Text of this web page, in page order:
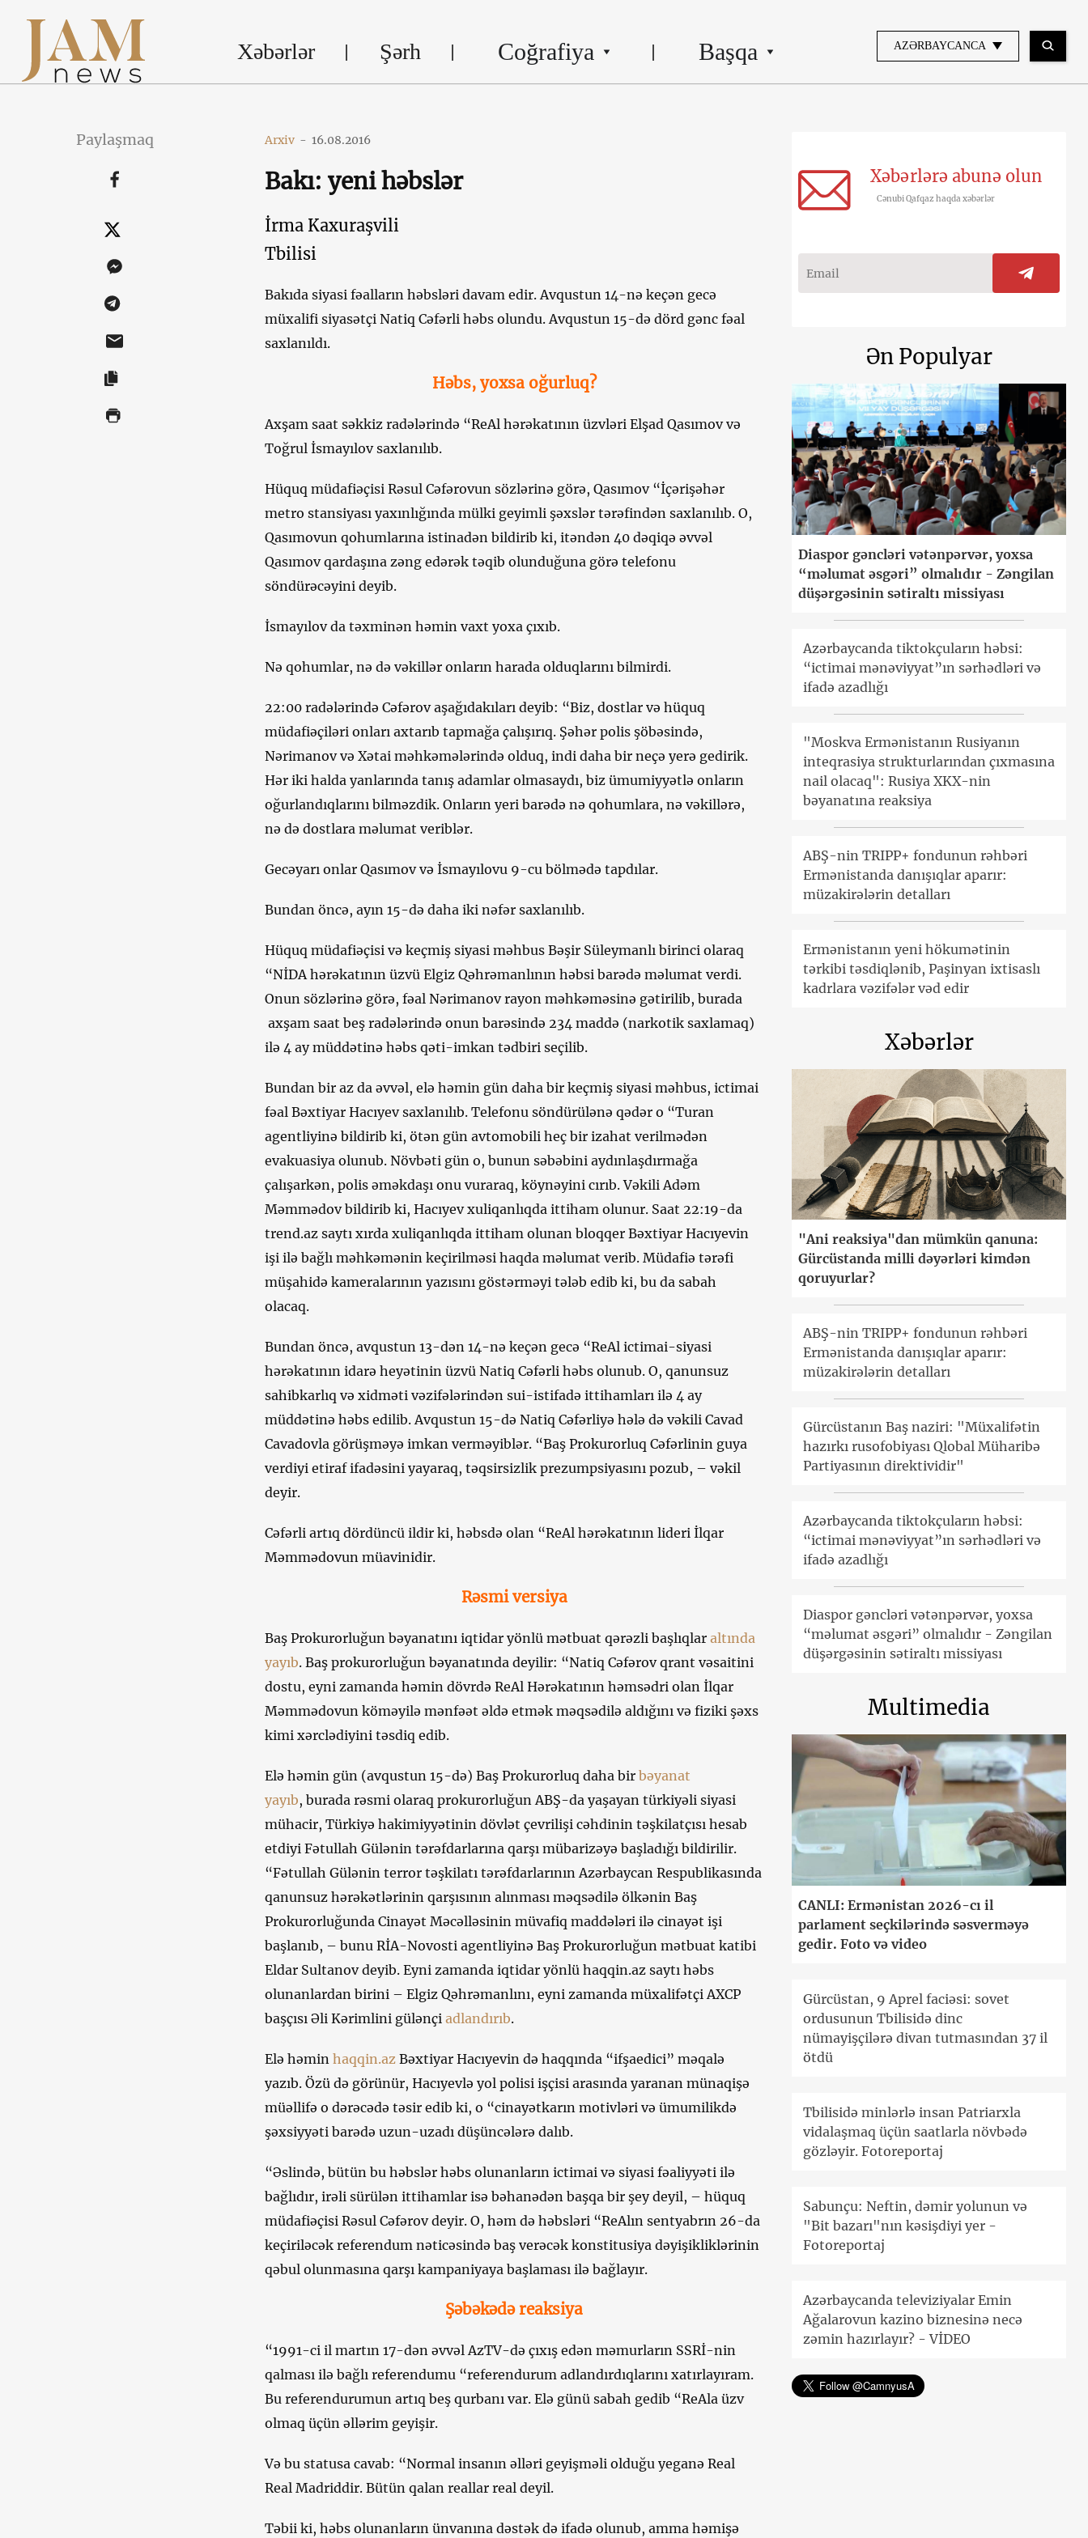
Xəbərlər Şərh Coğrafiya Başqa AZƏRBAYCANCA
Paylaşmaq Arxiv - 16.08.2016
Bakı: yeni həbslər
İrma Kaxuraşvili
Tbilisi
Bakıda siyasi fəalların həbsləri davam edir. Avqustun 14-nə keçən gecə
müxalifi siyasətçi Natiq Cəfərli həbs olundu. Avqustun 15-də dörd gənc fəal
saxlanıldı.
Həbs, yoxsa oğurluq?
Axşam saat səkkiz radələrində “ReAl hərəkatının üzvləri Elşad Qasımov və
Toğrul İsmayılov saxlanılıb.
Hüquq müdafiəçisi Rəsul Cəfərovun sözlərinə görə, Qasımov “İçərişəhər
metro stansiyası yaxınlığında mülki geyimli şəxslər tərəfindən saxlanılıb. O,
Qasımovun qohumlarına istinadən bildirib ki, itəndən 40 dəqiqə əvvəl
Qasımov qardaşına zəng edərək təqib olunduğuna görə telefonu
söndürəcəyini deyib.
İsmayılov da təxminən həmin vaxt yoxa çıxıb.
Nə qohumlar, nə də vəkillər onların harada olduqlarını bilmirdi.
22:00 radələrində Cəfərov aşağıdakıları deyib: “Biz, dostlar və hüquq
müdafiəçiləri onları axtarıb tapmağa çalışırıq. Şəhər polis şöbəsində,
Nərimanov və Xətai məhkəmələrində olduq, indi daha bir neçə yerə gedirik.
Hər iki halda yanlarında tanış adamlar olmasaydı, biz ümumiyyətlə onların
oğurlandıqlarını bilməzdik. Onların yeri barədə nə qohumlara, nə vəkillərə,
nə də dostlara məlumat veriblər.
Gecəyarı onlar Qasımov və İsmayılovu 9-cu bölmədə tapdılar.
Bundan öncə, ayın 15-də daha iki nəfər saxlanılıb.
Hüquq müdafiəçisi və keçmiş siyasi məhbus Bəşir Süleymanlı birinci olaraq
“NİDA hərəkatının üzvü Elgiz Qəhrəmanlının həbsi barədə məlumat verdi.
Onun sözlərinə görə, fəal Nərimanov rayon məhkəməsinə gətirilib, burada
axşam saat beş radələrində onun barəsində 234 maddə (narkotik saxlamaq)
ilə 4 ay müddətinə həbs qəti-imkan tədbiri seçilib.
Bundan bir az da əvvəl, elə həmin gün daha bir keçmiş siyasi məhbus, ictimai
fəal Bəxtiyar Hacıyev saxlanılıb. Telefonu söndürülənə qədər o “Turan
agentliyinə bildirib ki, ötən gün avtomobili heç bir izahat verilmədən
evakuasiya olunub. Növbəti gün o, bunun səbəbini aydınlaşdırmağa
çalışarkən, polis əməkdaşı onu vuraraq, köynəyini cırıb. Vəkili Adəm
Məmmədov bildirib ki, Hacıyev xuliqanlıqda ittiham olunur. Saat 22:19-da
trend.az saytı xırda xuliqanlıqda ittiham olunan bloqqer Bəxtiyar Hacıyevin
işi ilə bağlı məhkəmənin keçirilməsi haqda məlumat verib. Müdafiə tərəfi
müşahidə kameralarının yazısını göstərməyi tələb edib ki, bu da sabah
olacaq.
Bundan öncə, avqustun 13-dən 14-nə keçən gecə “ReAl ictimai-siyasi
hərəkatının idarə heyətinin üzvü Natiq Cəfərli həbs olunub. O, qanunsuz
sahibkarlıq və xidməti vəzifələrindən sui-istifadə ittihamları ilə 4 ay
müddətinə həbs edilib. Avqustun 15-də Natiq Cəfərliyə hələ də vəkili Cavad
Cavadovla görüşməyə imkan verməyiblər. “Baş Prokurorluq Cəfərlinin guya
verdiyi etiraf ifadəsini yayaraq, təqsirsizlik prezumpsiyasını pozub, – vəkil
deyir.
Cəfərli artıq dördüncü ildir ki, həbsdə olan “ReAl hərəkatının lideri İlqar
Məmmədovun müavinidir.
Rəsmi versiya
Baş Prokurorluğun bəyanatını iqtidar yönlü mətbuat qərəzli başlıqlar altında
yayıb. Baş prokurorluğun bəyanatında deyilir: “Natiq Cəfərov qrant vəsaitini
dostu, eyni zamanda həmin dövrdə ReAl Hərəkatının həmsədri olan İlqar
Məmmədovun köməyilə mənfəət əldə etmək məqsədilə aldığını və fiziki şəxs
kimi xərclədiyini təsdiq edib.
Elə həmin gün (avqustun 15-də) Baş Prokurorluq daha bir bəyanat
yayıb, burada rəsmi olaraq prokurorluğun ABŞ-da yaşayan türkiyəli siyasi
mühacir, Türkiyə hakimiyyətinin dövlət çevrilişi cəhdinin təşkilatçısı hesab
etdiyi Fətullah Gülənin tərəfdarlarına qarşı mübarizəyə başladığı bildirilir.
“Fətullah Gülənin terror təşkilatı tərəfdarlarının Azərbaycan Respublikasında
qanunsuz hərəkətlərinin qarşısının alınması məqsədilə ölkənin Baş
Prokurorluğunda Cinayət Məcəlləsinin müvafiq maddələri ilə cinayət işi
başlanıb, – bunu RİA-Novosti agentliyinə Baş Prokurorluğun mətbuat katibi
Eldar Sultanov deyib. Eyni zamanda iqtidar yönlü haqqin.az saytı həbs
olunanlardan birini – Elgiz Qəhrəmanlını, eyni zamanda müxalifətçi AXCP
başçısı Əli Kərimlini gülənçi adlandırıb.
Elə həmin haqqin.azBəxtiyar Hacıyevin də haqqında “ifşaedici” məqalə
yazıb. Özü də görünür, Hacıyevlə yol polisi işçisi arasında yaranan münaqişə
müəllifə o dərəcədə təsir edib ki, o “cinayətkarın motivləri və ümumilikdə
şəxsiyyəti barədə uzun-uzadı düşüncələrə dalıb.
“Əslində, bütün bu həbslər həbs olunanların ictimai və siyasi fəaliyyəti ilə
bağlıdır, irəli sürülən ittihamlar isə bəhanədən başqa bir şey deyil, – hüquq
müdafiəçisi Rəsul Cəfərov deyir. O, həm də həbsləri “ReAlın sentyabrın 26-da
keçiriləcək referendum nəticəsində baş verəcək konstitusiya dəyişikliklərinin
qəbul olunmasına qarşı kampaniyaya başlaması ilə bağlayır.
Şəbəkədə reaksiya
“1991-ci il martın 17-dən əvvəl AzTV-də çıxış edən məmurların SSRİ-nin
qalması ilə bağlı referendumu “referendurum adlandırdıqlarını xatırlayıram.
Bu referendurumun artıq beş qurbanı var. Elə günü sabah gedib “ReAla üzv
olmaq üçün əllərim geyişir.
Və bu statusa cavab: “Normal insanın əlləri geyişməli olduğu yeganə Real
Real Madriddir. Bütün qalan reallar real deyil.
Təbii ki, həbs olunanların ünvanına dəstək də ifadə olunub, amma həmişə
Xəbərlərə abunə olun
Cənubi Qafqaz haqda xəbərlər
Ən Populyar
Diaspor gəncləri vətənpərvər, yoxsa
“məlumat əsgəri” olmalıdır - Zəngilan
düşərgəsinin sətiraltı missiyası
Azərbaycanda tiktokçuların həbsi:
“ictimai mənəviyyat”ın sərhədləri və
ifadə azadlığı
"Moskva Ermənistanın Rusiyanın
inteqrasiya strukturlarından çıxmasına
nail olacaq": Rusiya XKX-nin
bəyanatına reaksiya
ABŞ-nin TRIPP+ fondunun rəhbəri
Ermənistanda danışıqlar aparır:
müzakirələrin detalları
Ermənistanın yeni hökumətinin
tərkibi təsdiqlənib, Paşinyan ixtisaslı
kadrlara vəzifələr vəd edir
Xəbərlər
"Ani reaksiya"dan mümkün qanuna:
Gürcüstanda milli dəyərləri kimdən
qoruyurlar?
ABŞ-nin TRIPP+ fondunun rəhbəri
Ermənistanda danışıqlar aparır:
müzakirələrin detalları
Gürcüstanın Baş naziri: "Müxalifətin
hazırkı rusofobiyası Qlobal Müharibə
Partiyasının direktividir"
Azərbaycanda tiktokçuların həbsi:
“ictimai mənəviyyat”ın sərhədləri və
ifadə azadlığı
Diaspor gəncləri vətənpərvər, yoxsa
“məlumat əsgəri” olmalıdır - Zəngilan
düşərgəsinin sətiraltı missiyası
Multimedia
CANLI: Ermənistan 2026-cı il
parlament seçkilərində səsverməyə
gedir. Foto və video
Gürcüstan, 9 Aprel faciəsi: sovet
ordusunun Tbilisidə dinc
nümayişçilərə divan tutmasından 37 il
ötdü
Tbilisidə minlərlə insan Patriarxla
vidalaşmaq üçün saatlarla növbədə
gözləyir. Fotoreportaj
Sabunçu: Neftin, dəmir yolunun və
"Bit bazarı"nın kəsişdiyi yer -
Fotoreportaj
Azərbaycanda televiziyalar Emin
Ağalarovun kazino biznesinə necə
zəmin hazırlayır? - VİDEO